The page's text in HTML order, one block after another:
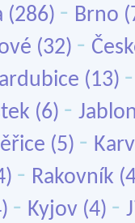
(286) - Brno
(32) -
(13)
(6) -
(5) -
- Rakovník
- Kyjov (4) -